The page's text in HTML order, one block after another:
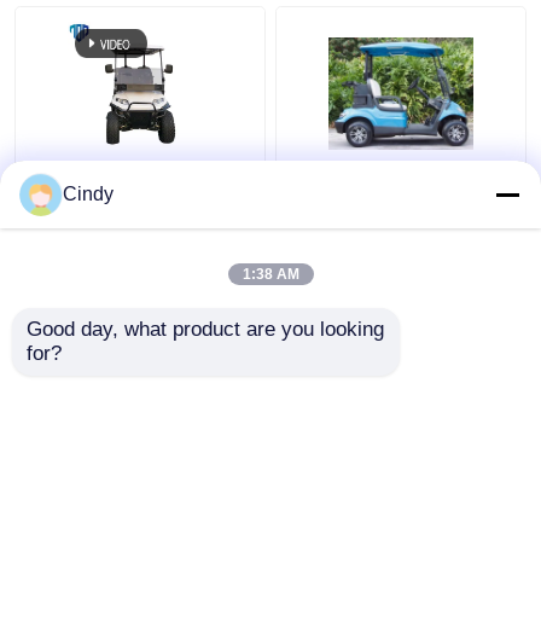
De maximumsnelheid
25Km/h 48V/5kw 4
48V 4KW Street legale
Cindy
1:38 AM
Good day, what product are you looking
for?